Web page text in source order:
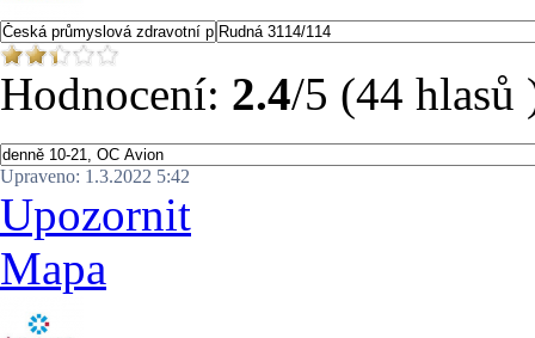
Hodnocení: 2.4/5 (44 hlasů
Upraveno: 1.3.2022 5:42
Upozornit
Mapa